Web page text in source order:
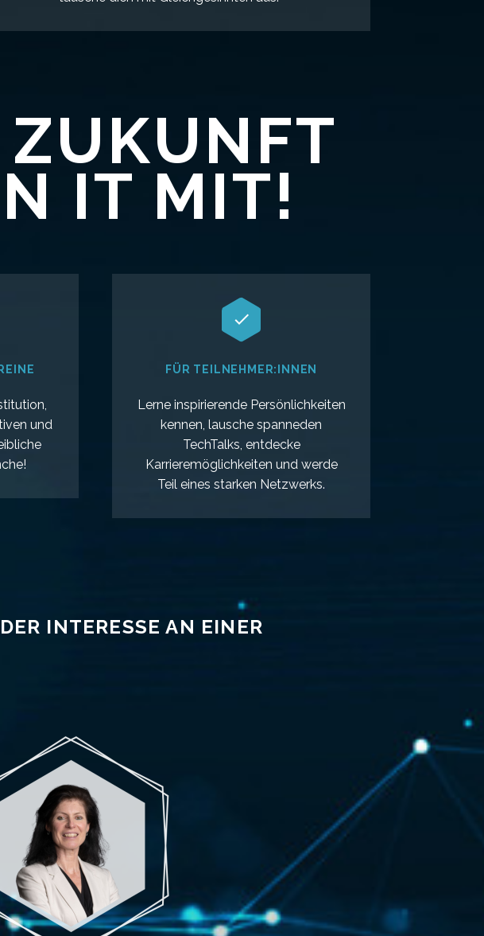
ZUKUNFT
IT MIT!
und


FÜR TEILNEHMER:INNEN
Lerne inspirierende Persönlichkeiten
kennen, lausche spanneden
TechTalks, entdecke
Karrieremöglichkeiten und werde
Teil eines starken Netzwerks.
INTERESSE AN EINER